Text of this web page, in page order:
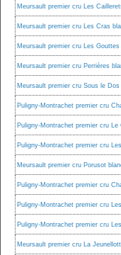
Meursault premier cru Les
Meursault premier cru Les Cras
Meursault premier cru Les Gouttes
Meursault premier cru Perrières
Meursault premier cru Sous le Dos
Puligny-Montrachet premier cru
Puligny-Montrachet premier cru Le
Puligny-Montrachet premier cru
Meursault premier cru Porusot
Puligny-Montrachet premier cru
Puligny-Montrachet premier cru
Puligny-Montrachet premier cru
Meursault premier cru La